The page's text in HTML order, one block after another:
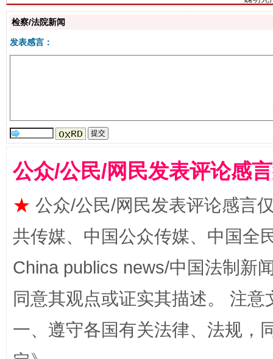
揭批美国五大"原罪" "炒
检察/法院新闻
发表感言：
公众/公民/网民发表评论感
★ 公众/公民/网民发表评论感言
共传媒、中国公众传媒、中国全
China publics news/中国法制新
同意其观点或证实其描述。 注
一、遵守各国有关法律、法规，